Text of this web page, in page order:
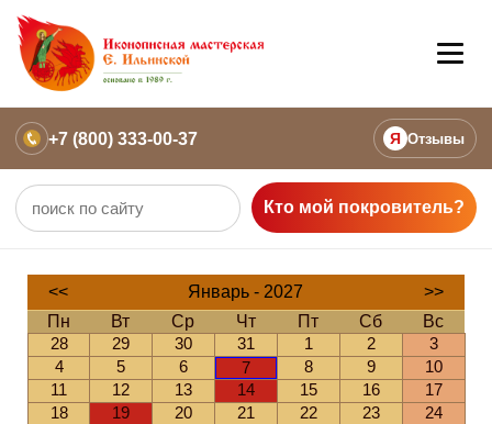
+7 (800) 333-00-37 Я Отзывы
Кто мой покровитель?
<< Январь - 2027
>>
Пн
Вт Ср Чт Пт Сб
Вс
28
29 30 31 1 2
3
4
5 6 7 8 9
10
11
12 13 14 15 16
17
18
19 20 21 22 23
24